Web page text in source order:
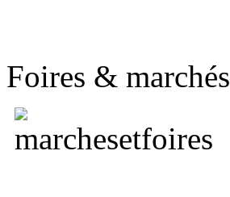
Foires & marchés